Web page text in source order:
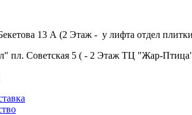
13 А (2 Этаж - у лифта отдел
пл. Советская 5 ( - 2 Этаж ТЦ "Жар-